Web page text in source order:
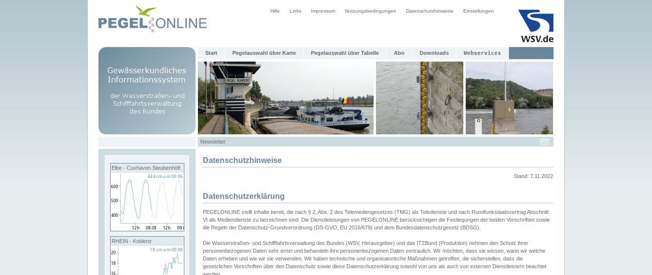
Hilfe Links Impressum Nutzungsbedingungen Datenschutzhinweise Einstellungen
Start Pegelauswahl über Karte Pegelauswahl über Tabelle Abo Downloads Webservices
Newsletter
Elbe - Cuxhaven Steubenhöft
RHEIN - Koblenz
Datenschutzhinweise
Stand: 7.11.2022
Datenschutzerklärung
PEGELONLINE stellt Inhalte bereit, die nach § 2, Abs. 2 des Telemediengesetzes (TMG) als Teledienste und nach Rundfunkstaatsvertrag Abschnitt
VI als Mediendienste zu bezeichnen sind. Die Dienstleistungen von PEGELONLINE berücksichtigen die Festlegungen der beiden Vorschriften sowie
die Regeln der Datenschutz-Grundverordnung (DS-GVO, EU 2016/679) und dem Bundesdatenschutzgesetz (BDSG).
Die Wasserstraßen- und Schifffahrtsverwaltung des Bundes (WSV, Herausgeber) und das ITZBund (Produktion) nehmen den Schutz ihrer
personenbezogenen Daten sehr ernst und behandeln ihre personenbezogenen Daten vertraulich. Wir möchten, dass sie wissen, wann wir welche
Daten erheben und wie wir sie verwenden. Wir haben technische und organisatorische Maßnahmen getroffen, die sicherstellen, dass die
gesetzlichen Vorschriften über den Datenschutz sowie diese Datenschutzerklärung sowohl von uns als auch von externen Dienstleistern beachtet